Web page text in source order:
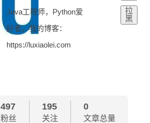
Java工程师，Python爱
好者。我的博客：
https://luxiaolei.com
拉
黑
497
粉丝
195
关注
0
文章总量